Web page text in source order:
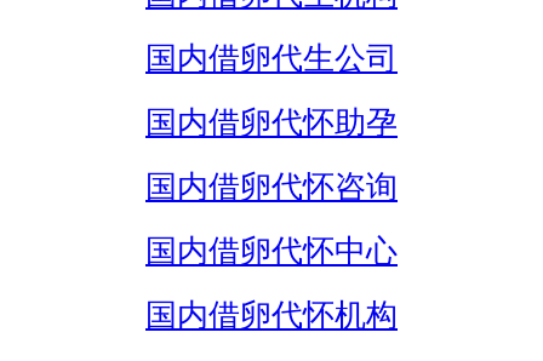
国内借卵代生公司
国内借卵代怀助孕
国内借卵代怀咨询
国内借卵代怀中心
国内借卵代怀机构